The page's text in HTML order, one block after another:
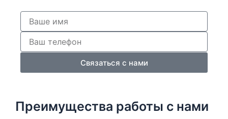
Связаться с нами
Преимущества работы с нами